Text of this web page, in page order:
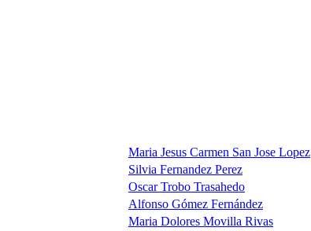
Maria Jesus Carmen San Jose Lopez
Silvia Fernandez Perez
Oscar Trobo Trasahedo
Alfonso Gómez Fernández
Maria Dolores Movilla Rivas